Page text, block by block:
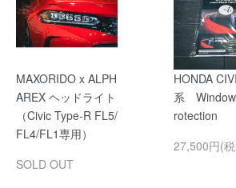
MAXORIDO x ALPH
AREX ヘッドライト
（Civic Type-R FL5/
FL4/FL1専用）
SOLD OUT
HONDA
系
rotection
27,500円(